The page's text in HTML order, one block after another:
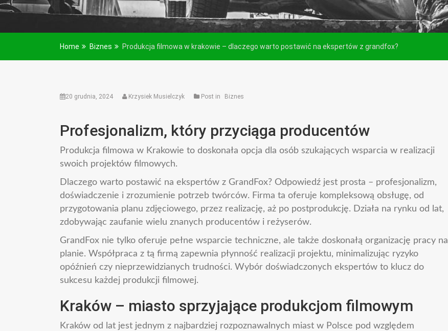
Home Biznes Produkcja filmowa w krakowie – dlaczego warto postawić na ekspertów z grandfox?
20 grudnia, 2024 Krzysiek Musielczyk Post in Biznes
Profesjonalizm, który przyciąga producentów
Produkcja filmowa w Krakowie to doskonała opcja dla osób szukających wsparcia w realizacji
swoich projektów filmowych.
Dlaczego warto postawić na ekspertów z GrandFox? Odpowiedź jest prosta – profesjonalizm,
doświadczenie i zrozumienie potrzeb twórców. Firma ta oferuje kompleksową obsługę, od
przygotowania planu zdjęciowego, przez realizację, aż po postprodukcję. Działa na rynku od lat,
zdobywając zaufanie wielu znanych producentów i reżyserów.
GrandFox nie tylko oferuje pełne wsparcie techniczne, ale także doskonałą organizację pracy na
planie. Współpraca z tą firmą zapewnia płynność realizacji projektu, minimalizując ryzyko
opóźnień czy nieprzewidzianych trudności. Wybór doświadczonych ekspertów to klucz do
sukcesu każdej produkcji filmowej.
Kraków – miasto sprzyjające produkcjom filmowym
Kraków od lat jest jednym z najbardziej rozpoznawalnych miast w Polsce pod względem